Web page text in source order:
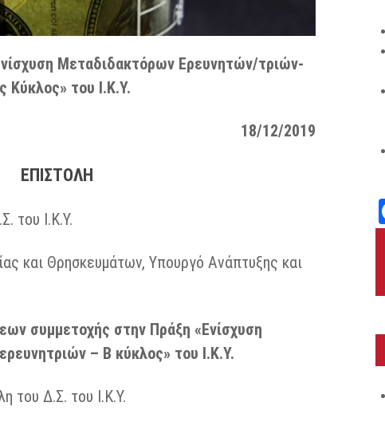
Μεταδιδακτόρων Ερευνητών/τριών-
Κύκλος» του Ι.Κ.Υ.
18/12/2019
ΕΠΙΣΤΟΛΗ
του Ι.Κ.Υ.
και Θρησκευμάτων, Υπουργό Ανάπτυξης και
συμμετοχής στην Πράξη «Ενίσχυση
– Β κύκλος» του Ι.Κ.Υ.
του Δ.Σ. του Ι.Κ.Υ.